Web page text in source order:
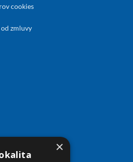
cookies
zmluvy
×